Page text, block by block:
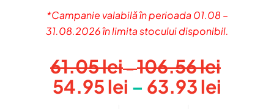
*Campanie valabilă în perioada 01.08 –
31.08.2026 în limita stocului disponibil.
61.05lei–106.56leiInterval
54.95lei – 63.93lei